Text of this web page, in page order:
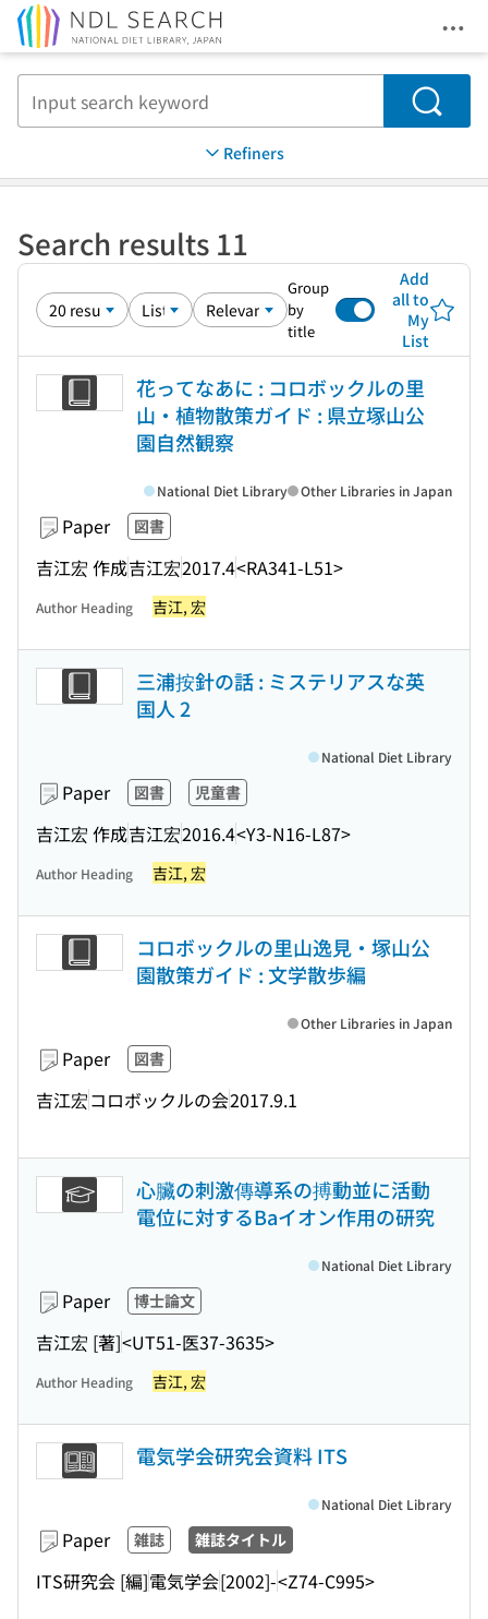
Search
Refiners
Search results 11
Group
by
title
Add
all to
My
List
花ってなあに : コロボックルの里
山・植物散策ガイド : 県立塚山公
園自然観察
Paper 図書
吉江宏 作成吉江宏2017.4<RA341-L51>
National Diet Library Other Libraries in Japan
Author Heading 吉江, 宏
三浦按針の話 : ミステリアスな英
国人 2
Paper 図書 児童書
吉江宏 作成吉江宏2016.4<Y3-N16-L87>
National Diet Library
Author Heading 吉江, 宏
コロボックルの里山逸見・塚山公
園散策ガイド : 文学散歩編
Paper 図書
吉江宏コロボックルの会2017.9.1
Other Libraries in Japan
心臟の刺激傳導系の搏動並に活動
電位に対するBaイオン作用の研究
Paper 博士論文
吉江宏 [著]<UT51-医37-3635>
National Diet Library
Author Heading 吉江, 宏
電気学会研究会資料 ITS
Paper 雑誌 雑誌タイトル
ITS研究会 [編]電気学会[2002]-<Z74-C995>
National Diet Library